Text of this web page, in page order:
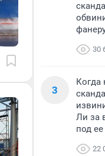
30
3
Когда
Ли за
под
22